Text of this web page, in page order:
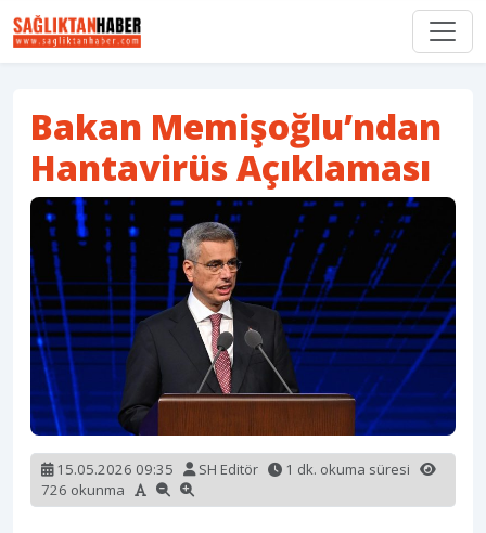
Bakan Memişoğlu’ndan
Hantavirüs Açıklaması
15.05.2026 09:35 SH Editör
1 dk. okuma süresi
726 okunma